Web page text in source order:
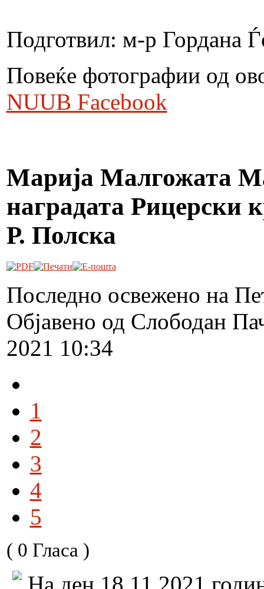
Подготвил: м-р Гордана
Повеќе фотографии од
NUUB Facebook
Марија Малгожата
наградата Рицерски
Р. Полска
Последно освежено на
Објавено од Слободан
2021 10:34
1
2
3
4
5
( 0 Гласа )
На ден 18.11.2021